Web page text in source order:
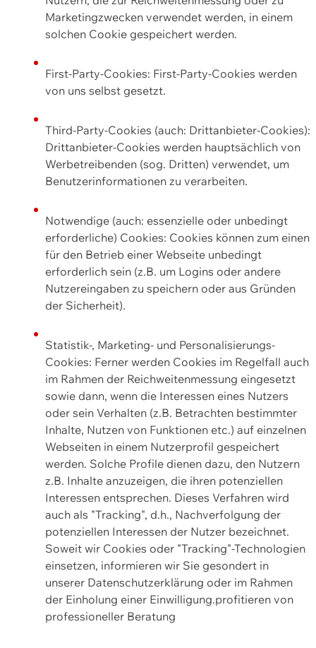
Marketingzwecken verwendet werden, in einem
solchen Cookie gespeichert werden.
First-Party-Cookies: First-Party-Cookies werden
von uns selbst gesetzt.
Third-Party-Cookies (auch: Drittanbieter-Cookies):
Drittanbieter-Cookies werden hauptsächlich von
Werbetreibenden (sog. Dritten) verwendet, um
Benutzerinformationen zu verarbeiten.
Notwendige (auch: essenzielle oder unbedingt
erforderliche) Cookies: Cookies können zum einen
für den Betrieb einer Webseite unbedingt
erforderlich sein (z.B. um Logins oder andere
Nutzereingaben zu speichern oder aus Gründen
der Sicherheit).
Statistik-, Marketing- und Personalisierungs-
Cookies: Ferner werden Cookies im Regelfall auch
im Rahmen der Reichweitenmessung eingesetzt
sowie dann, wenn die Interessen eines Nutzers
oder sein Verhalten (z.B. Betrachten bestimmter
Inhalte, Nutzen von Funktionen etc.) auf einzelnen
Webseiten in einem Nutzerprofil gespeichert
werden. Solche Profile dienen dazu, den Nutzern
z.B. Inhalte anzuzeigen, die ihren potenziellen
Interessen entsprechen. Dieses Verfahren wird
auch als "Tracking", d.h., Nachverfolgung der
potenziellen Interessen der Nutzer bezeichnet.
Soweit wir Cookies oder "Tracking"-Technologien
einsetzen, informieren wir Sie gesondert in
unserer Datenschutzerklärung oder im Rahmen
der Einholung einer Einwilligung.profitieren von
professioneller Beratung